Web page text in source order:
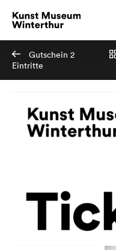
Gutschein 2
Eintritte